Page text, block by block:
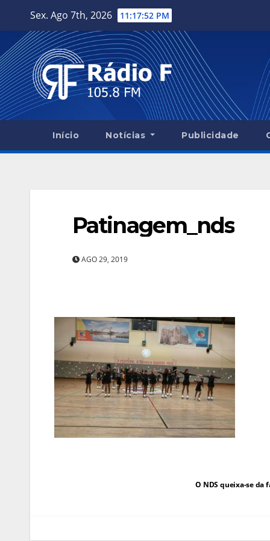
content
Sex. Ago 7th, 2026 11:17:53 PM
Início Notícias Publicidade
Patinagem_nds
AGO 29, 2019
O NDS queixa-se da